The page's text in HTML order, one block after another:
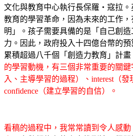
文化與教育中心執行長保羅‧寇拉。
教育的學習革命，因為未來的工作
明」。孩子需要具備的是「自己創
力。因此，政府投入十四億台幣的
累積超過八千個「創造力教育」計畫
的學習動機，有三個非常重要的關鍵
入、主導學習的過程）、interest（發
confidence（建立學習的自信）。
看稿的過程中，我常常讀到令人感